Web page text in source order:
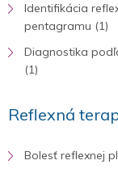
Identifikácia
pentagramu (1)
Diagnostika
(1)
Reflexná
Bolesť reflexnej